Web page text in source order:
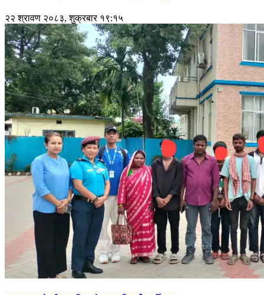
२२ श्रावण २०८३, शुक्रबार १९:१५